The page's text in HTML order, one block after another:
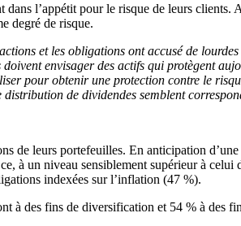
l’appétit pour le risque de leurs
degré de risque.
et les obligations ont accusé de lourdes
doivent envisager des actifs qui protègent
pour obtenir une protection contre le
de dividendes semblent
de leurs portefeuilles. En anticipation
à un niveau sensiblement supérieur à
indexées sur l’inflation (47 %).
à des fins de diversification et 54 % à des